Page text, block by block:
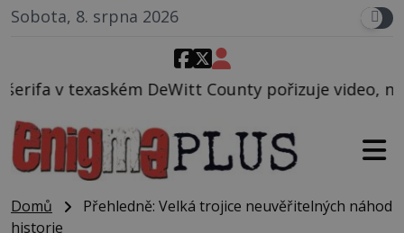
Sobota, 8. srpna 2026
County pořizuje video, na kterém před jeho
Domů
Přehledně: Velká trojice neuvěřitelných náhod
historie